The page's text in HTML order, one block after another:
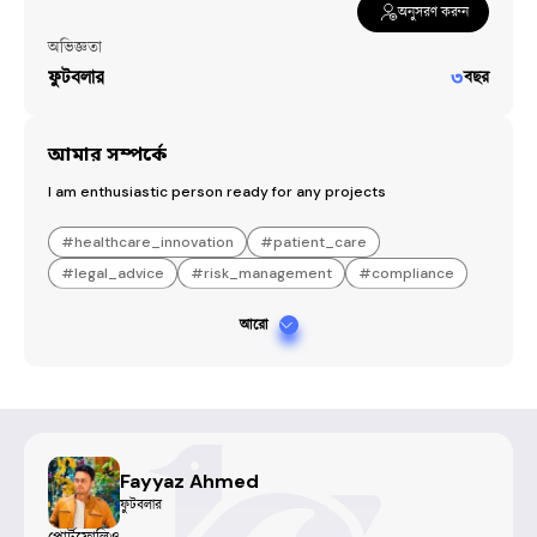
অনুসরণ করুন
অভিজ্ঞতা
ফুটবলার ৩বছর
আমার সম্পর্কে
I am enthusiastic person ready for any projects
#healthcare_innovation #patient_care
#legal_advice #risk_management #compliance
আরো
Fayyaz Ahmed
ফুটবলার